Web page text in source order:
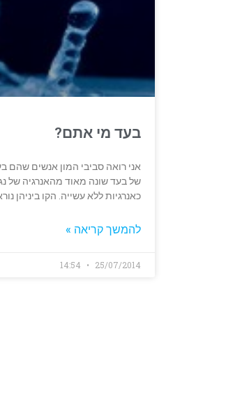
בעד מי אתם?
אני רואה סביבי המון אנשים שהם
של בעד שונה מאוד מהאנרגיה של
כאנרגיות ללא עשייה. הקו ביניהן
להמשך קריאה »
25/07/2014